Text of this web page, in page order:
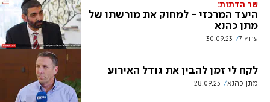
שר הדתות:
היעד המרכזי - למחוק את מורשתו של
מתן כהנא
ערוץ 7 30.09.23
לקח לי זמן להבין את גודל האירוע
מתן כהנא 28.09.23